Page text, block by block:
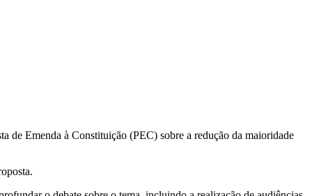
de Emenda à Constituição (PEC) sobre a redução da maioridade